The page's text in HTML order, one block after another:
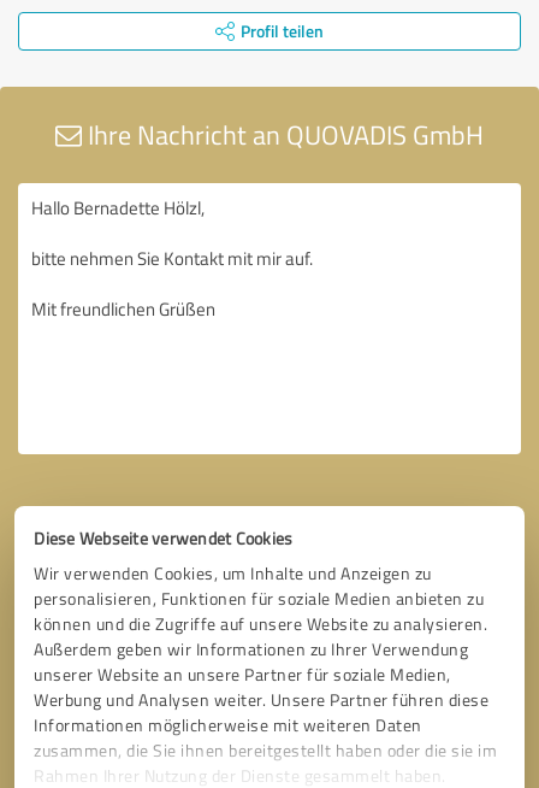
Diese Webseite verwendet Cookies
Wir verwenden Cookies, um Inhalte und Anzeigen zu
personalisieren, Funktionen für soziale Medien anbieten zu
können und die Zugriffe auf unsere Website zu analysieren.
Außerdem geben wir Informationen zu Ihrer Verwendung
unserer Website an unsere Partner für soziale Medien,
Werbung und Analysen weiter. Unsere Partner führen diese
Informationen möglicherweise mit weiteren Daten
zusammen, die Sie ihnen bereitgestellt haben oder die sie im
Rahmen Ihrer Nutzung der Dienste gesammelt haben.
Profil teilen
Ihre Nachricht an QUOVADIS GmbH
Bitte um Rückruf * Erforderliche Angaben
Nachricht senden